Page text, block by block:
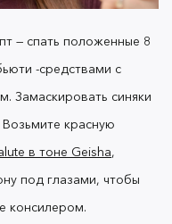
— спать положенные 8
-средствами с
синяки
Возьмите красную
в тоне Geisha,
под глазами, чтобы
консилером.